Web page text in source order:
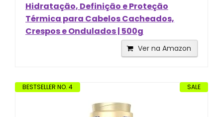
Hidratação, Definição e Proteção
Térmica para Cabelos Cacheados,
Crespos e Ondulados | 500g
Ver na Amazon
SALE
BESTSELLER NO. 4